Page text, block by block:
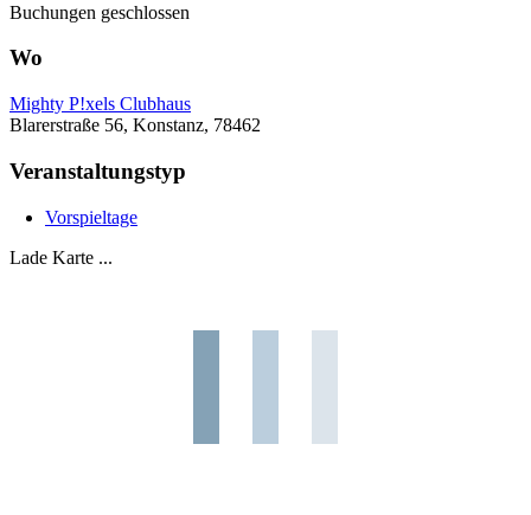
Buchungen geschlossen
Wo
Mighty P!xels Clubhaus
Blarerstraße 56, Konstanz, 78462
Veranstaltungstyp
Vorspieltage
Lade Karte ...